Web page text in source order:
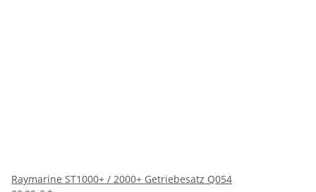
Raymarine ST1000+ / 2000+ Getriebesatz Q054